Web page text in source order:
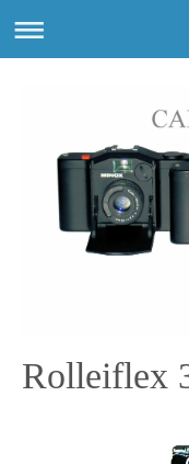
Rolleiflex